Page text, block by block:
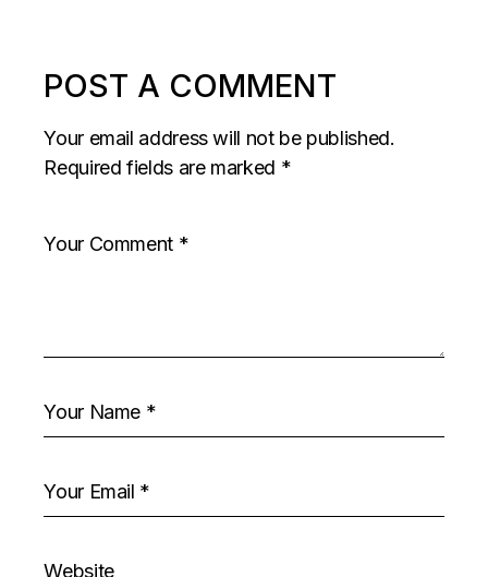
POST A COMMENT
Your email address will not be published.
Required fields are marked *